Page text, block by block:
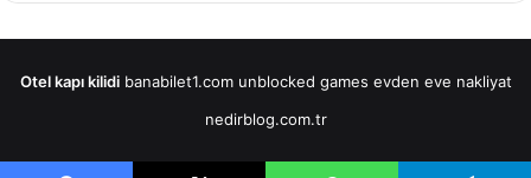
Otel kapı kilidi banabilet1.com unblocked games evden eve nakliyat
nedirblog.com.tr